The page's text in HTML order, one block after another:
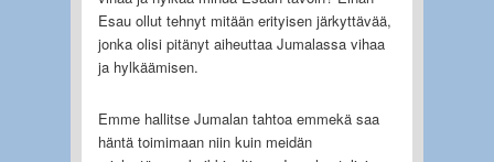
Esau ollut tehnyt mitään erityisen järkyttävää,
jonka olisi pitänyt aiheuttaa Jumalassa vihaa
ja hylkäämisen.
Emme hallitse Jumalan tahtoa emmekä saa
häntä toimimaan niin kuin meidän